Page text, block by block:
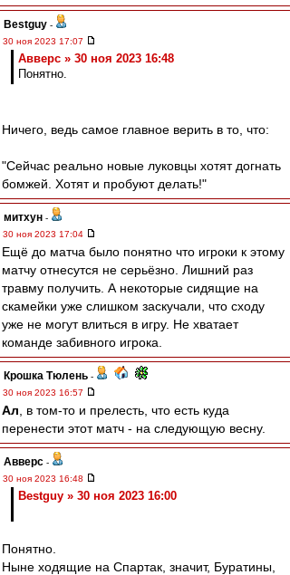
Bestguy -
30 ноя 2023 17:07
Авверс » 30 ноя 2023 16:48
Понятно.
Ничего, ведь самое главное верить в то, что:
"Сейчас реально новые луковцы хотят догнать
бомжей. Хотят и пробуют делать!"
митхун -
30 ноя 2023 17:04
Ещё до матча было понятно что игроки к этому
матчу отнесутся не серьёзно. Лишний раз
травму получить. А некоторые сидящие на
скамейки уже слишком заскучали, что сходу
уже не могут влиться в игру. Не хватает
команде забивного игрока.
Крошка Тюлень -
30 ноя 2023 16:57
Ал , в том-то и прелесть, что есть куда
перенести этот матч - на следующую весну.
Авверс -
30 ноя 2023 16:48
Bestguy » 30 ноя 2023 16:00
Понятно.
Ныне ходящие на Спартак, значит, Буратины,